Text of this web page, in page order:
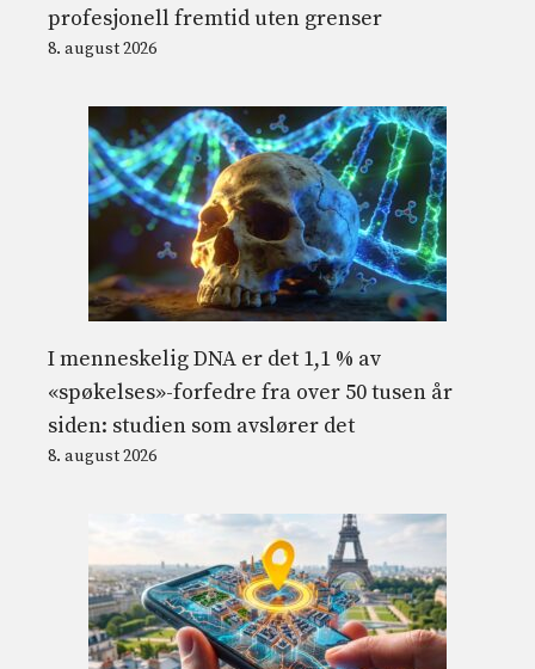
profesjonell fremtid uten grenser
8. august 2026
I menneskelig DNA er det 1,1 % av
«spøkelses»-forfedre fra over 50 tusen år
siden: studien som avslører det
8. august 2026